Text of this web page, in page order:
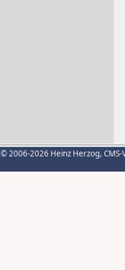
© 2006-2026 Heinz Herzog,